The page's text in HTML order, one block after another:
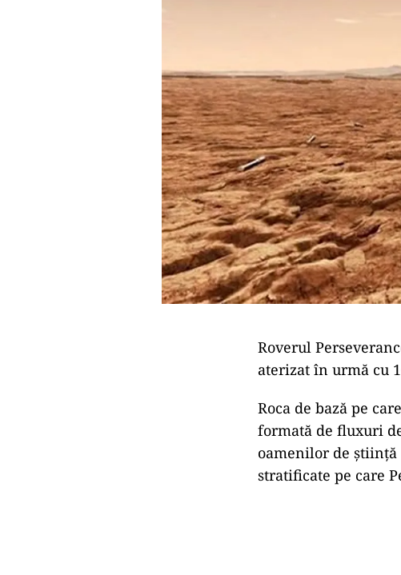
Roverul
aterizat în urmă cu
Roca de bază pe
formată de fluxuri
oamenilor de știință
stratificate pe care